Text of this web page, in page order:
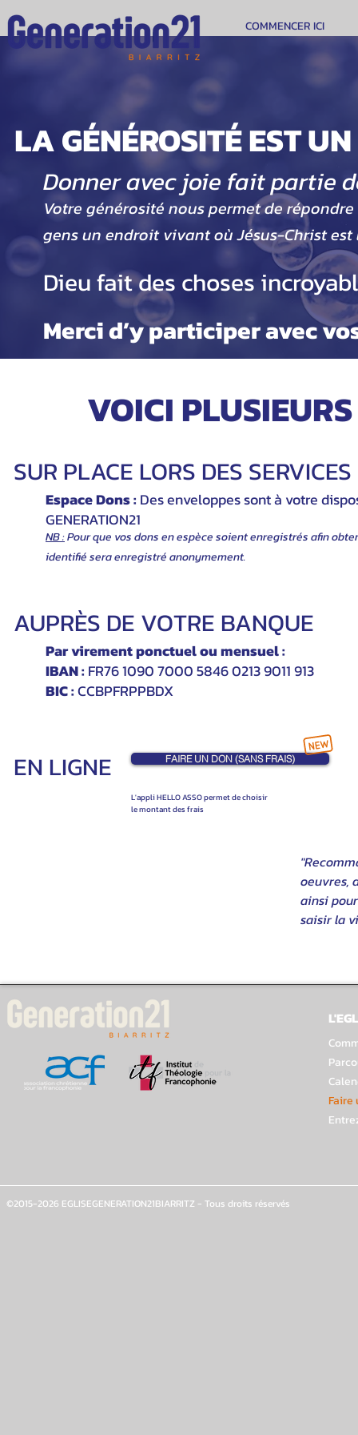
COMMENCER ICI
LA GÉNÉROSITÉ EST
Donner avec joie fait partie
Votre générosité nous permet de
gens un endroit vivant où Jésus-Christ est
Dieu fait des choses
Merci d’y participer avec
VOICI
SUR PLACE LORS DES SERVICES
Espace Dons : Des enveloppes sont à votre
GENERATION21
NB :Pour que vos dons en espèce soient enregistrés afin
identifié sera enregistré anonymement.
AUPRÈS DE VOTRE BANQUE
Par virement ponctuel ou mensuel :
IBAN : FR76 1090 7000 5846 0213 9011 913
BIC :CCBPFRPPBDX
EN LIGNE FAIRE UN DON (SANS FRAIS)
L'appli HELLO ASSO permet de choisir
le montant des frais
oeuvres,
ainsi
saisir la
Faire
©2015-2026 EGLISEGENERATION21BIARRITZ - Tous droits réservés